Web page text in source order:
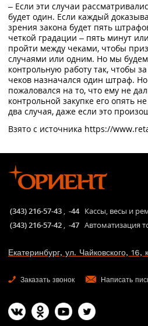
– Если эти случаи
будет один. Если каждый
зрения закона будет пять
четкой градации – пять минут
пройти между чеками, чтобы
случаями или одним. Но мы
контрольную работу так, чтобы
чеков назначался один штраф.
пожаловался на то, что ему не
контрольной закупке его опять
два случая, даже если это
Взято с источника https://
(343) 216-57-43 , -44 Кассы, весы и
(343) 216-57-42 , -47 Автоматизация
Екатеринбург, ул. Чайковского, 16,
Заказать звонок Написать